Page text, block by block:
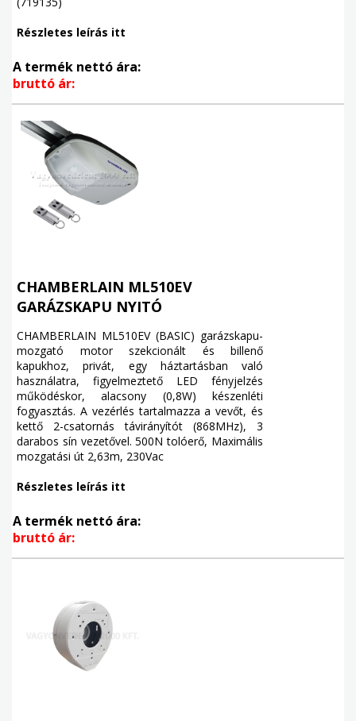
Részletes leírás itt
A termék nettó ára:
bruttó ár:
CHAMBERLAIN ML510EV
GARÁZSKAPU NYITÓ
CHAMBERLAIN ML510EV (BASIC) garázskapu-
mozgató motor szekcionált és billenő
kapukhoz, privát, egy háztartásban való
használatra, figyelmeztető LED fényjelzés
működéskor, alacsony (0,8W) készenléti
fogyasztás. A vezérlés tartalmazza a vevőt, és
kettő 2-csatornás távirányítót (868MHz), 3
darabos sín vezetővel. 500N tolóerő, Maximális
mozgatási út 2,63m, 230Vac
Részletes leírás itt
A termék nettó ára:
bruttó ár: